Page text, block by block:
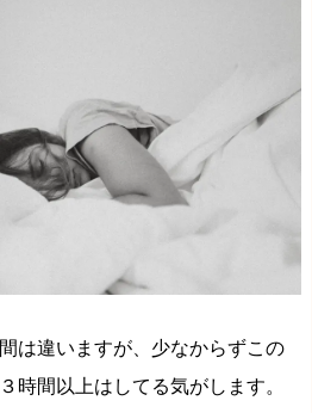
は違いますが、少なからずこの
時間以上はしてる気がします。